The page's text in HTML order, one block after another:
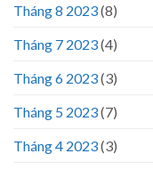
Tháng 8 2023(8)
Tháng 7 2023(4)
Tháng 6 2023(3)
Tháng 5 2023(7)
Tháng 4 2023(3)